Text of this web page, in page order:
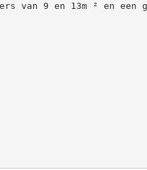
van 9 en 13m ² en